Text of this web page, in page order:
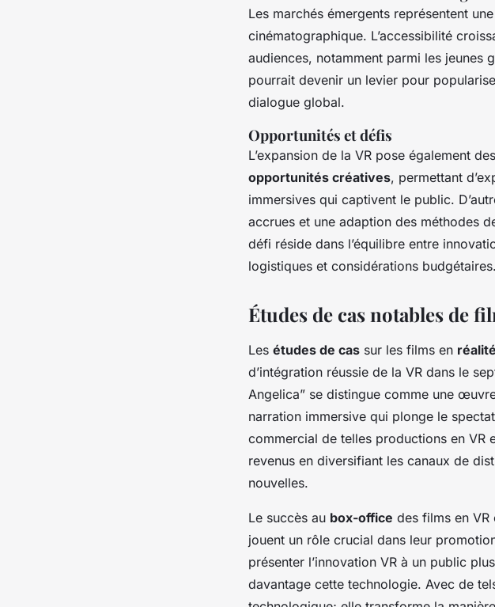
Les marchés émergents représentent
cinématographique. L’accessibilité
audiences, notamment parmi les jeunes
pourrait devenir un levier pour
dialogue global.
Opportunités et défis
L’expansion de la VR pose également
opportunités créatives, permettant
immersives qui captivent le public.
accrues et une adaption des méthodes
défi réside dans l’équilibre entre
logistiques et considérations budgétaires.
Études de cas notables de
Les études de cas sur les films en
d’intégration réussie de la VR dans le
Angelica” se distingue comme une
narration immersive qui plonge le
commercial de telles productions en VR
revenus en diversifiant les canaux de
nouvelles.
Le succès au box-office des films en
jouent un rôle crucial dans leur
présenter l’innovation VR à un public
davantage cette technologie. Avec de